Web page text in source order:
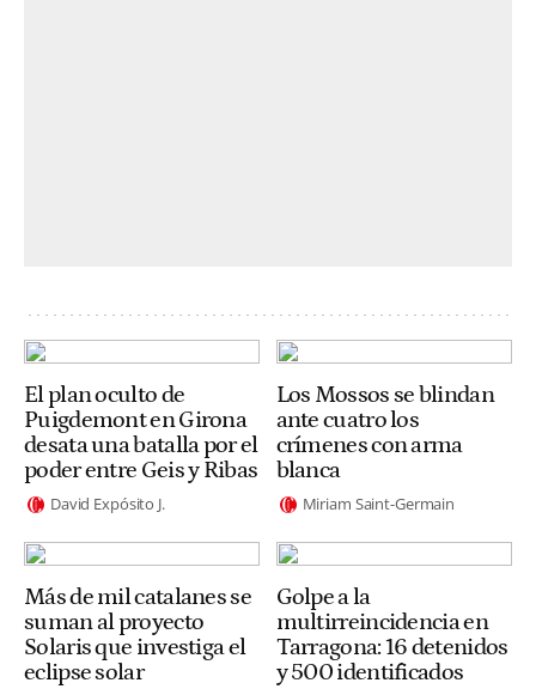
El plan oculto de
Puigdemont en Girona
desata una batalla por el
poder entre Geis y Ribas
David Expósito J.
Los Mossos se blindan
ante cuatro los
crímenes con arma
blanca
Miriam Saint-Germain
Más de mil catalanes se
suman al proyecto
Solaris que investiga el
eclipse solar
Golpe a la
multirreincidencia en
Tarragona: 16 detenidos
y 500 identificados